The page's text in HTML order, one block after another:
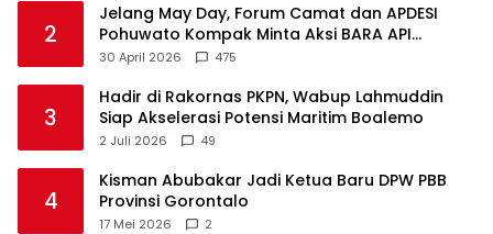
2
Jelang May Day, Forum Camat dan APDESI
Pohuwato Kompak Minta Aksi BARA API
Ditunda
30 April 2026 475
3
Hadir di Rakornas PKPN, Wabup Lahmuddin
Siap Akselerasi Potensi Maritim Boalemo
2 Juli 2026 49
4
Kisman Abubakar Jadi Ketua Baru DPW PBB
Provinsi Gorontalo
17 Mei 2026 2